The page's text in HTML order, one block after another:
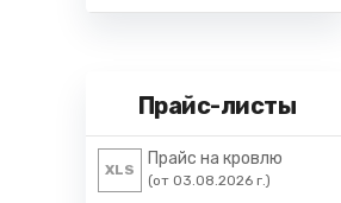
Прайс-листы
XLS
Прайс на кровлю
(от 03.08.2026 г.)